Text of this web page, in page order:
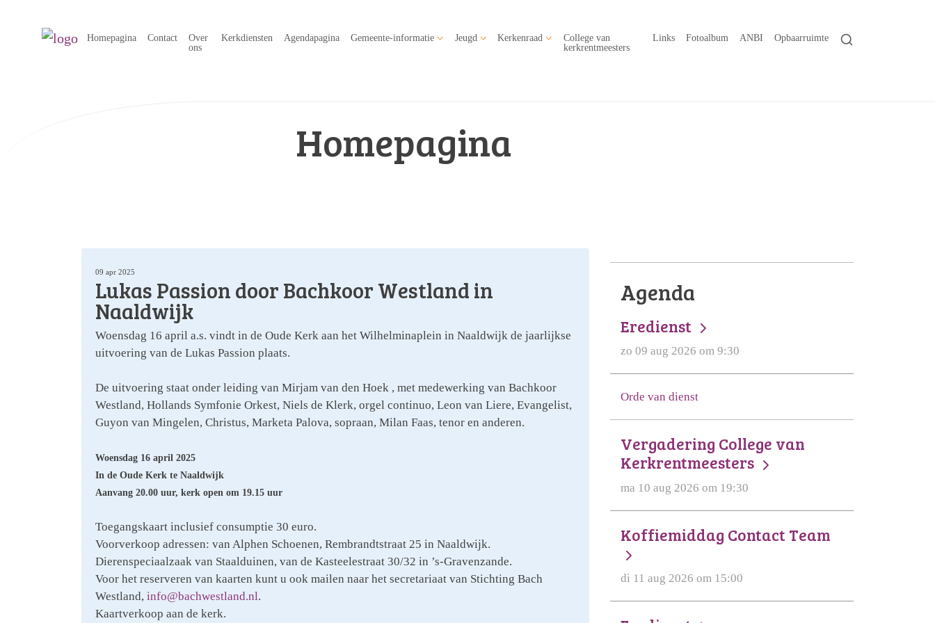
Homepagina Contact
Over
ons
Kerkdiensten Agendapagina Gemeente-informatie Jeugd Kerkenraad
College van
kerkrentmeesters
Links Fotoalbum ANBI Opbaarruimte
Homepagina
09 apr 2025
Lukas Passion door Bachkoor Westland in
Naaldwijk
Woensdag 16 april a.s. vindt in de Oude Kerk aan het Wilhelminaplein in Naaldwijk de jaarlijkse
uitvoering van de Lukas Passion plaats.
De uitvoering staat onder leiding van Mirjam van den Hoek , met medewerking van Bachkoor
Westland, Hollands Symfonie Orkest, Niels de Klerk, orgel continuo, Leon van Liere, Evangelist,
Guyon van Mingelen, Christus, Marketa Palova, sopraan, Milan Faas, tenor en anderen.
Woensdag 16 april 2025
In de Oude Kerk te Naaldwijk
Aanvang 20.00 uur, kerk open om 19.15 uur
Toegangskaart inclusief consumptie 30 euro.
Voorverkoop adressen: van Alphen Schoenen, Rembrandtstraat 25 in Naaldwijk.
Dierenspeciaalzaak van Staalduinen, van de Kasteelestraat 30/32 in ’s-Gravenzande.
Voor het reserveren van kaarten kunt u ook mailen naar het secretariaat van Stichting Bach
Westland, info@bachwestland.nl.
Kaartverkoop aan de kerk.
Agenda
Eredienst
zo 09 aug 2026 om 9:30
Orde van dienst
Vergadering College van
Kerkrentmeesters
ma 10 aug 2026 om 19:30
Koffiemiddag Contact Team
di 11 aug 2026 om 15:00